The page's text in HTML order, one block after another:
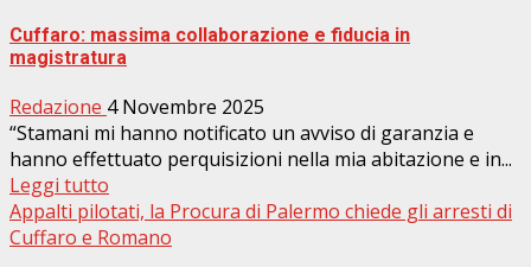
Cuffaro: massima collaborazione e fiducia in
magistratura
Redazione 4 Novembre 2025
“Stamani mi hanno notificato un avviso di garanzia e
hanno effettuato perquisizioni nella mia abitazione e in...
Leggi tutto
Appalti pilotati, la Procura di Palermo chiede gli arresti di
Cuffaro e Romano